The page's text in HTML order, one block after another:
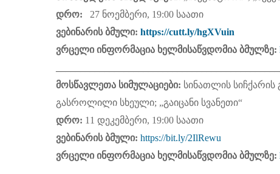
დრო: 27 ნოემბერი, 19:00 საათი
ვებინარის ბმული: https://cutt.ly/hgXVuin
ვრცელი ინფორმაცია ხელმისაწვდომია ბმულზე:
მოსწავლეთა სიმულაციები: სინათლის
გასროლილი სხეული; „გაიცანი სვანეთი“
დრო: 11 დეკემბერი, 19:00 საათი
ვებინარის ბმული: https://bit.ly/2IlRewu
ვრცელი ინფორმაცია ხელმისაწვდომია ბმულზე: